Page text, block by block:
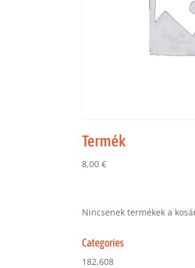
Termék
8,00€
Nincsenek termékek a
Categories
182,608